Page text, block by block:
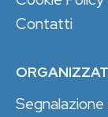
Contatti